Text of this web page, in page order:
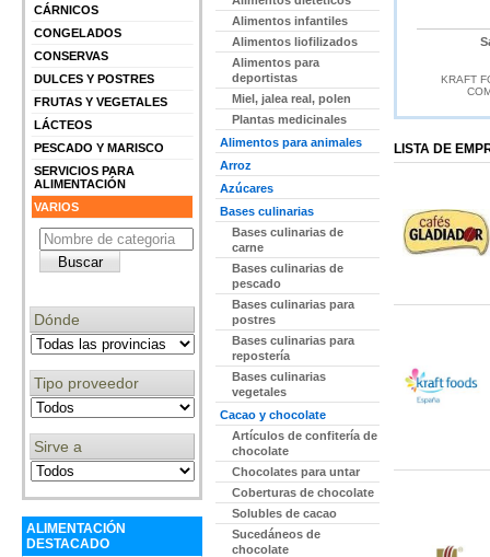
CÁRNICOS
CONGELADOS
CONSERVAS
DULCES Y POSTRES
FRUTAS Y VEGETALES
LÁCTEOS
PESCADO Y MARISCO
SERVICIOS PARA
ALIMENTACIÓN
VARIOS
Dónde
Tipo proveedor
Sirve a
ALIMENTACIÓN
DESTACADO
Alimentos infantiles
Alimentos liofilizados
Alimentos para
deportistas
Miel, jalea real, polen
Plantas medicinales
Alimentos para animales
Arroz
Azúcares
Bases culinarias
Bases culinarias de
carne
Bases culinarias de
pescado
Bases culinarias para
postres
Bases culinarias para
repostería
Bases culinarias
vegetales
Cacao y chocolate
Artículos de confitería de
chocolate
Chocolates para untar
Coberturas de chocolate
Solubles de cacao
Sucedáneos de
chocolate
KRAFT
LISTA DE